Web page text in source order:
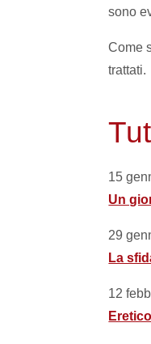
sono
Come
trattati.
15
Un
29
La
12